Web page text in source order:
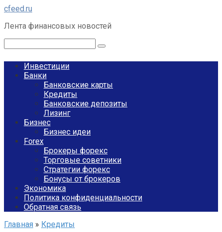
Перейти
контенту
cfeed.ru
Лента финансовых новостей
Инвестиции
Банки
Банковские карты
Кредиты
Банковские депозиты
Лизинг
Бизнес
Бизнес идеи
Forex
Брокеры форекс
Торговые советники
Стратегии форекс
Бонусы от брокеров
Экономика
Политика конфиденциальности
Обратная связь
Главная » Кредиты